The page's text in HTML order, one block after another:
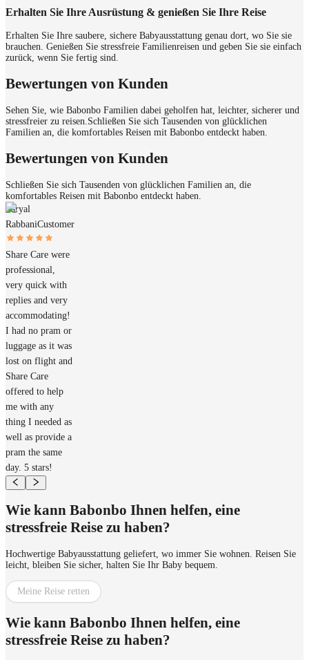
Erhalten Sie Ihre Ausrüstung & genießen Sie Ihre Reise
Erhalten Sie Ihre saubere, sichere Babyausstattung genau dort, wo Sie sie
brauchen. Genießen Sie stressfreie Familienreisen und geben Sie sie einfach
zurück, wenn Sie fertig sind.
Bewertungen von Kunden
Sehen Sie, wie Babonbo Familien dabei geholfen hat, leichter, sicherer und
stressfreier zu reisen. Schließen Sie sich Tausenden von glücklichen
Familien an, die komfortables Reisen mit Babonbo entdeckt haben.
Bewertungen von Kunden
Schließen Sie sich Tausenden von glücklichen Familien an, die
komfortables Reisen mit Babonbo entdeckt haben.
Faryal
RabbaniCustomer
Share Care were
professional,
very quick with
replies and very
accommodating!
I had no pram or
luggage as it was
lost on flight and
Share Care
offered to help
me with any
thing I needed as
well as provide a
pram the same
day. 5 stars!
Wie kann Babonbo Ihnen helfen, eine
stressfreie Reise zu haben?
Hochwertige Babyausstattung geliefert, wo immer Sie wohnen. Reisen Sie
leicht, bleiben Sie sicher, halten Sie Ihr Baby bequem.
Meine Reise retten
Wie kann Babonbo Ihnen helfen, eine
stressfreie Reise zu haben?